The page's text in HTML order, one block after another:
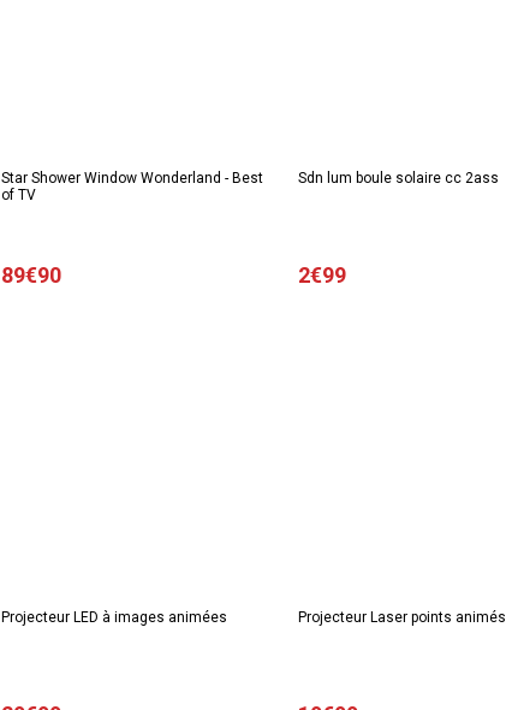
Star Shower Window Wonderland - Best
of TV
89€90
Sdn lum boule solaire cc 2ass
2€99
Projecteur LED à images animées Projecteur Laser points animés